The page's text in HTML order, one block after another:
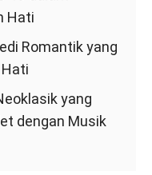
Hati
Romantik yang
yang
dengan Musik